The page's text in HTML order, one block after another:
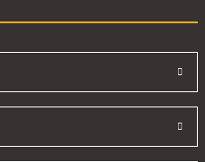
noktaları öneri formunu
görüntülenemiyor.
bulunuyor.